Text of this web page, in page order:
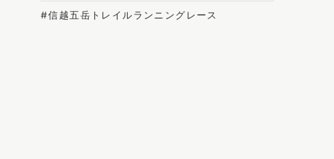
#信越五岳トレイルランニングレース